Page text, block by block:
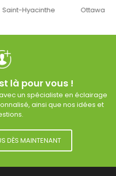
Hyacinthe Ottawa
là pour vous !
un spécialiste en éclairage
ainsi que nos idées et
DÈS MAINTENANT